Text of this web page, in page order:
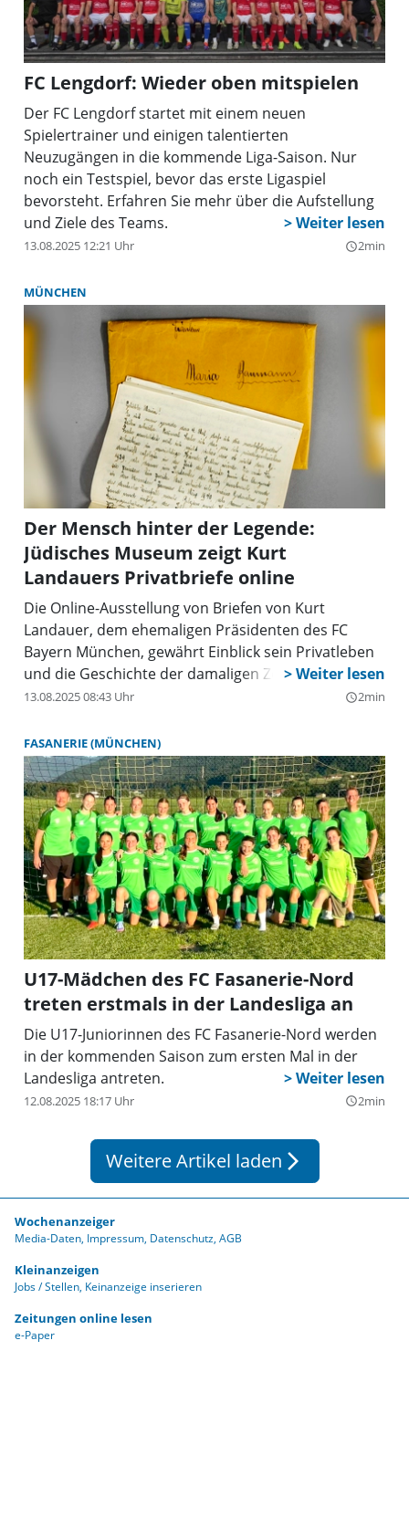
FC Lengdorf: Wieder oben mitspielen
Der FC Lengdorf startet mit einem neuen
Spielertrainer und einigen talentierten
Neuzugängen in die kommende Liga-Saison. Nur
noch ein Testspiel, bevor das erste Ligaspiel
bevorsteht. Erfahren Sie mehr über die Aufstellung
und Ziele des Teams.
13.08.2025 12:21 Uhr query_builder2min
MÜNCHEN
Der Mensch hinter der Legende:
Jüdisches Museum zeigt Kurt
Landauers Privatbriefe online
Die Online-Ausstellung von Briefen von Kurt
Landauer, dem ehemaligen Präsidenten des FC
Bayern München, gewährt Einblick sein Privatleben
und die Geschichte der damaligen Zeit.
13.08.2025 08:43 Uhr query_builder2min
FASANERIE (MÜNCHEN)
U17-Mädchen des FC Fasanerie-Nord
treten erstmals in der Landesliga an
Die U17-Juniorinnen des FC Fasanerie-Nord werden
in der kommenden Saison zum ersten Mal in der
Landesliga antreten.
12.08.2025 18:17 Uhr query_builder2min
Weitere Artikel laden arrow_forward_ios
Wochenanzeiger
Media-Daten Impressum Datenschutz AGB
Kleinanzeigen
Jobs / Stellen Keinanzeige inserieren
Zeitungen online lesen
e-Paper